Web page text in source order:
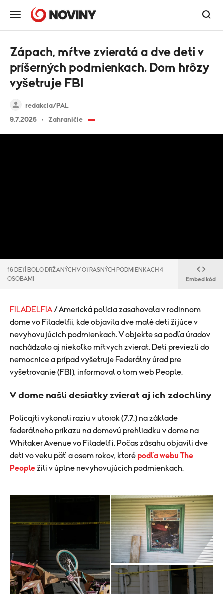
redakcia/PAL
9.7.2026
Zahraničie
Zápach, mŕtve zvieratá a dve deti v
príšerných podmienkach. Dom hrôzy
vyšetruje FBI
16 DETÍ BOLO DRŽANÝCH V OTRASNÝCH PODMIENKACH 4
OSOBAMI
Embed kód
FILADELFIA / Americká polícia zasahovala v rodinnom
dome vo Filadelfii, kde objavila dve malé deti žijúce v
nevyhovujúcich podmienkach. V objekte sa podľa úradov
nachádzalo aj niekoľko mŕtvych zvierat. Deti previezli do
nemocnice a prípad vyšetruje Federálny úrad pre
vyšetrovanie (FBI), informoval o tom web People.
V dome našli desiatky zvierat aj ich zdochliny
Policajti vykonali raziu v utorok (7.7.) na základe
federálneho príkazu na domovú prehliadku v dome na
Whitaker Avenue vo Filadelfii. Počas zásahu objavili dve
deti vo veku päť a osem rokov, ktoré podľa webu The
Peopležili v úplne nevyhovujúcich podmienkach.